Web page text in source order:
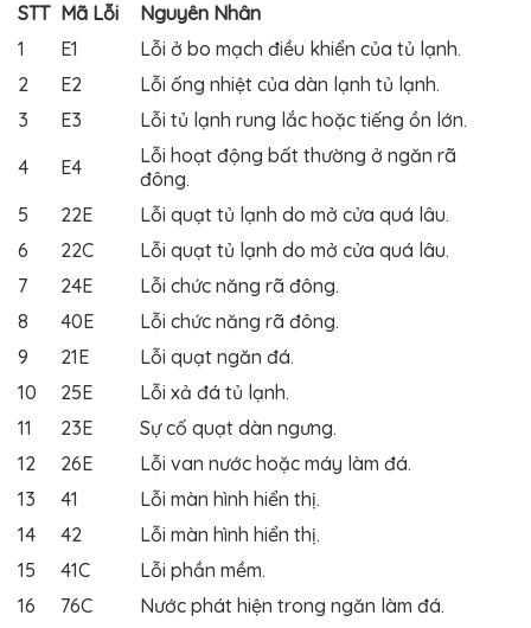
STT Mã Lỗi
Nguyên Nhân
1
E1
Lỗi ở bo mạch điều khiển của tủ lạnh.
2
E2
Lỗi ống nhiệt của dàn lạnh tủ lạnh.
3
E3
Lỗi tủ lạnh rung lắc hoặc tiếng ồn lớn.
4
E4
Lỗi hoạt động bất thường ở ngăn rã
đông.
5
22E
Lỗi quạt tủ lạnh do mở cửa quá lâu.
6
22C
Lỗi quạt tủ lạnh do mở cửa quá lâu.
7
24E
Lỗi chức năng rã đông.
8
40E
Lỗi chức năng rã đông.
9
21E
Lỗi quạt ngăn đá.
10
25E
Lỗi xả đá tủ lạnh.
11
23E
Sự cố quạt dàn ngưng.
12
26E
Lỗi van nước hoặc máy làm đá.
13
41
Lỗi màn hình hiển thị.
14
42
Lỗi màn hình hiển thị.
15
41C
Lỗi phần mềm.
16
76C
Nước phát hiện trong ngăn làm đá.